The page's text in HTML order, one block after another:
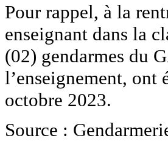
Pour rappel, à la
enseignant dans la
(02) gendarmes du
l’enseignement, ont
octobre 2023.
Source :